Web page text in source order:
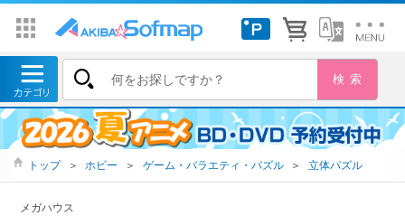
トップ ＞ ホビー ＞ ゲーム・バラエティ・パズル ＞ 立体パズル
メガハウス